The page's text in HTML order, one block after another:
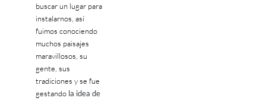
buscar un lugar para
instalarnos, así
fuimos conociendo
muchos paisajes
maravillosos, su
gente, sus
tradiciones y se fue
gestando la idea de